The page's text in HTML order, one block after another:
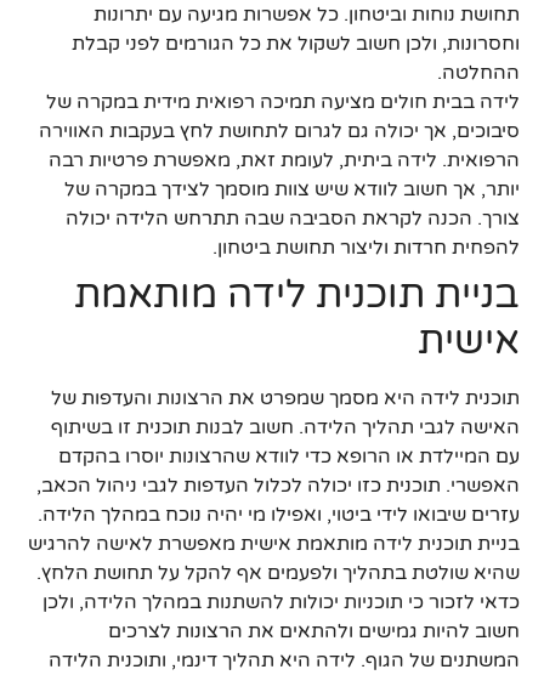
תחושת נוחות וביטחון. כל אפשרות מגיעה עם יתרונות
וחסרונות, ולכן חשוב לשקול את כל הגורמים לפני קבלת
ההחלטה.
לידה בבית חולים מציעה תמיכה רפואית מידית במקרה של
סיבוכים, אך יכולה גם לגרום לתחושת לחץ בעקבות האווירה
הרפואית. לידה ביתית, לעומת זאת, מאפשרת פרטיות רבה
יותר, אך חשוב לוודא שיש צוות מוסמך לצידך במקרה של
צורך. הכנה לקראת הסביבה שבה תתרחש הלידה יכולה
להפחית חרדות וליצור תחושת ביטחון.
בניית תוכנית לידה מותאמת
אישית
תוכנית לידה היא מסמך שמפרט את הרצונות והעדפות של
האישה לגבי תהליך הלידה. חשוב לבנות תוכנית זו בשיתוף
עם המיילדת או הרופא כדי לוודא שהרצונות יוסרו בהקדם
האפשרי. תוכנית כזו יכולה לכלול העדפות לגבי ניהול הכאב,
עזרים שיבואו לידי ביטוי, ואפילו מי יהיה נוכח במהלך הלידה.
בניית תוכנית לידה מותאמת אישית מאפשרת לאישה להרגיש
שהיא שולטת בתהליך ולפעמים אף להקל על תחושת הלחץ.
כדאי לזכור כי תוכניות יכולות להשתנות במהלך הלידה, ולכן
חשוב להיות גמישים ולהתאים את הרצונות לצרכים
המשתנים של הגוף. לידה היא תהליך דינמי, ותוכנית הלידה